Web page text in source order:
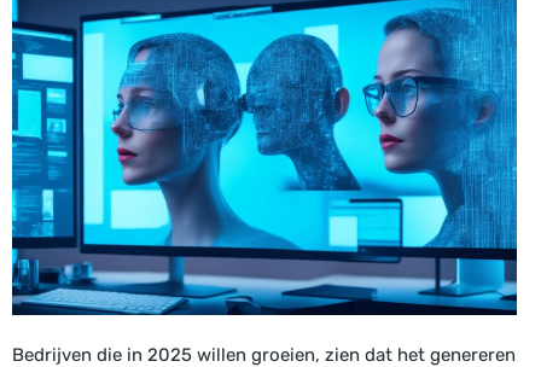
Bedrijven die in 2025 willen groeien, zien dat het genereren